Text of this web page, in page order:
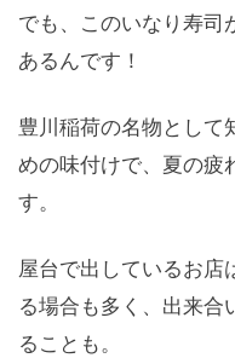
でも、このいなり寿司
あるんです！
豊川稲荷の名物として
めの味付けで、夏の疲
す。
屋台で出しているお店
る場合も多く、出来合
ることも。